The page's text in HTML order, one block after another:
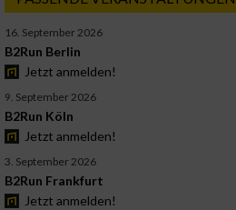
16. September 2026
B2Run Berlin
Jetzt anmelden!
9. September 2026
B2Run Köln
Jetzt anmelden!
3. September 2026
B2Run Frankfurt
Jetzt anmelden!